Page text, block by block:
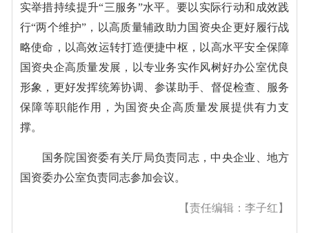
实举措持续提升“三服务”水平。要以实际行动和成效践
行“两个维护”，以高质量辅政助力国资央企更好履行战
略使命，以高效运转打造便捷中枢，以高水平安全保障
国资央企高质量发展，以专业务实作风树好办公室优良
形象，更好发挥统筹协调、参谋助手、督促检查、服务
保障等职能作用，为国资央企高质量发展提供有力支
撑。
国务院国资委有关厅局负责同志，中央企业、地方
国资委办公室负责同志参加会议。
【责任编辑：李子红】